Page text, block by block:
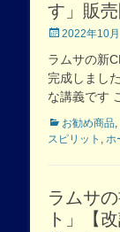
す」販
Posted
2022年10
ラムサの新
完成しまし
な講義です
Categories
お勧め商品,
スピリット , ホ
ラムサ
ト」【